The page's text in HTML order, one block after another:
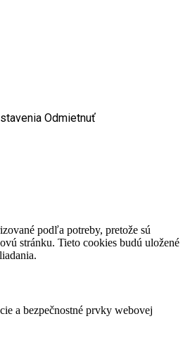
Odmietnuť
podľa potreby, pretože sú
stránku. Tieto cookies budú uložené
a bezpečnostné prvky webovej